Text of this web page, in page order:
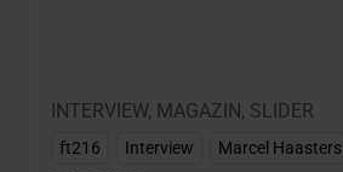
INTERVIEW, MAGAZIN, SLIDER
ft216 Interview
Marcel Haasters